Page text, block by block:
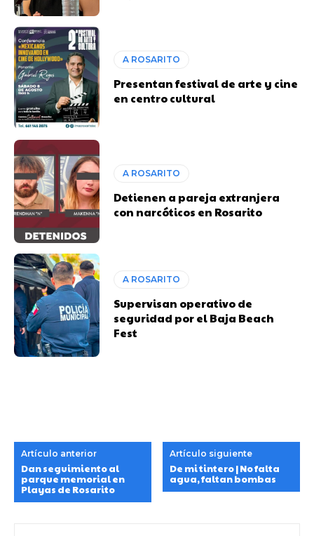
A ROSARITO
Presentan festival de arte y cine
en centro cultural
A ROSARITO
Detienen a pareja extranjera
con narcóticos en Rosarito
A ROSARITO
Supervisan operativo de
seguridad por el Baja Beach
Fest
Artículo anterior
Dan seguimiento al
parque memorial en
Playas de Rosarito
Artículo siguiente
De mi tintero | No falta
agua, faltan bombas